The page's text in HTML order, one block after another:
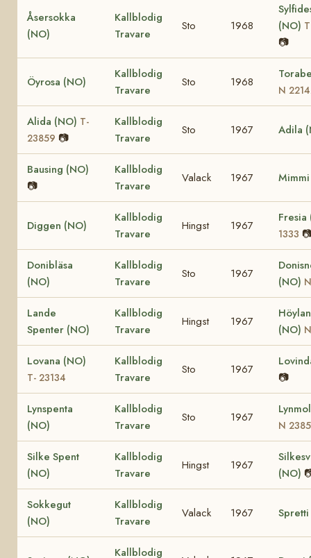
Åsersokka
(NO)
Kallblodig
Travare
Sto 1968
(NO)
📷
Öyrosa (NO)
Kallblodig
Travare
Sto 1968
N
Alida (NO) T-
23859 📷
Kallblodig
Travare
Sto 1967 Adila
Bausing (NO)
📷
Kallblodig
Travare
Valack 1967
Diggen (NO)
Kallblodig
Travare
Hingst 1967
1333
Donibläsa
(NO)
Kallblodig
Travare
Sto 1967
(NO)
Lande
Spenter (NO)
Kallblodig
Travare
Hingst 1967
(NO)
Lovana (NO)
T- 23134
Kallblodig
Travare
Sto 1967
📷
Lynspenta
(NO)
Kallblodig
Travare
Sto 1967
N
Silke Spent
(NO)
Kallblodig
Travare
Hingst 1967
(NO)
Sokkegut
(NO)
Kallblodig
Travare
Valack 1967
Kallblodig